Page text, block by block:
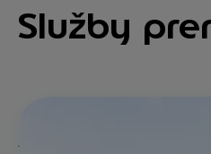
Služby